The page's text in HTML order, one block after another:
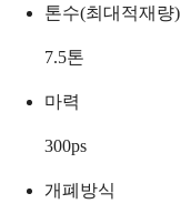
톤수(최대적재량)
7.5톤
마력
300ps
개폐방식